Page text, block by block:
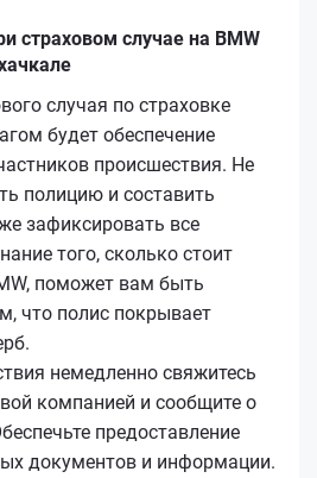
страховом случае на BMW
случая по страховке
будет обеспечение
происшествия. Не
полицию и составить
зафиксировать все
того, сколько стоит
поможет вам быть
что полис покрывает
немедленно свяжитесь
компанией и сообщите о
предоставление
документов и информации.